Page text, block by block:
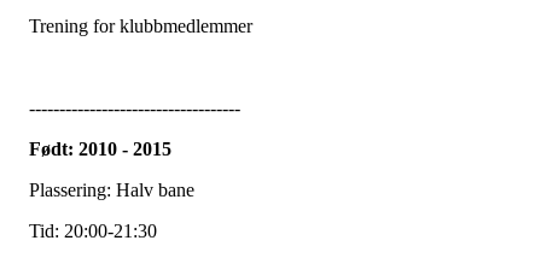
Trening for klubbmedlemmer
-----------------------------------
Født: 2010 - 2015
Plassering: Halv bane
Tid: 20:00-21:30